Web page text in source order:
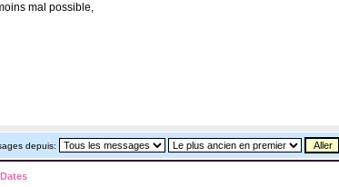
mal possible,
depuis:
Dates